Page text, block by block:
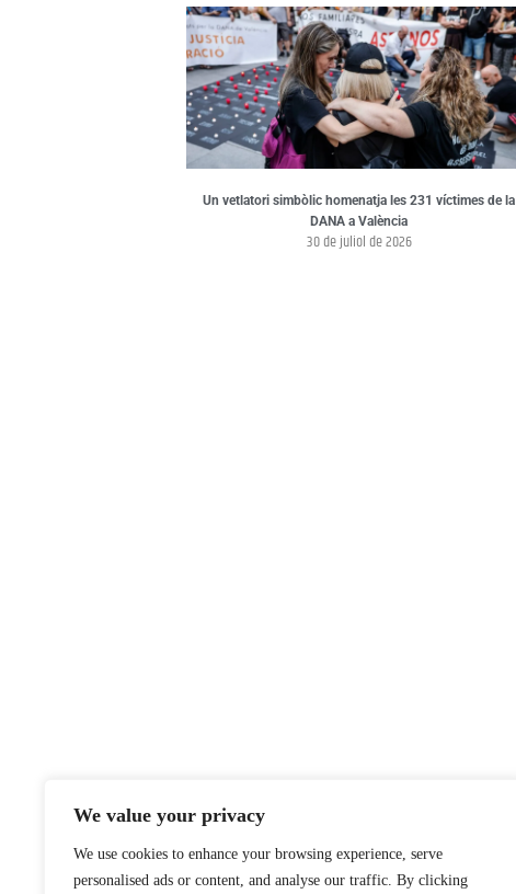
We value your privacy
We use cookies to enhance your browsing experience, serve
personalised ads or content, and analyse our traffic. By clicking
Un vetlatori simbòlic homenatja les 231 víctimes de la
DANA a València
30 de juliol de 2026